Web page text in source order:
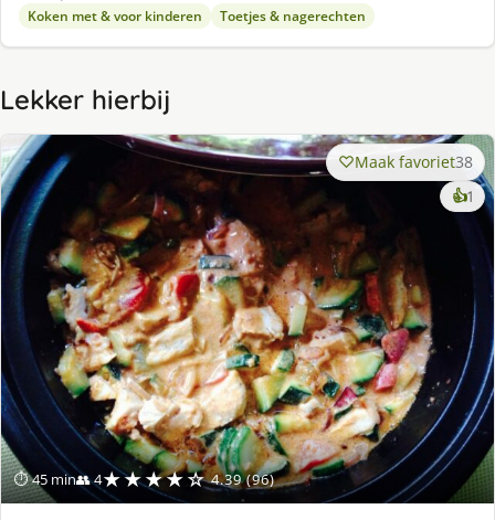
Koken met & voor kinderen Toetjes & nagerechten
Lekker hierbij
⏱ 45 min👥 4★★★★☆ 4.39 (96)
Maak favoriet38
👍1